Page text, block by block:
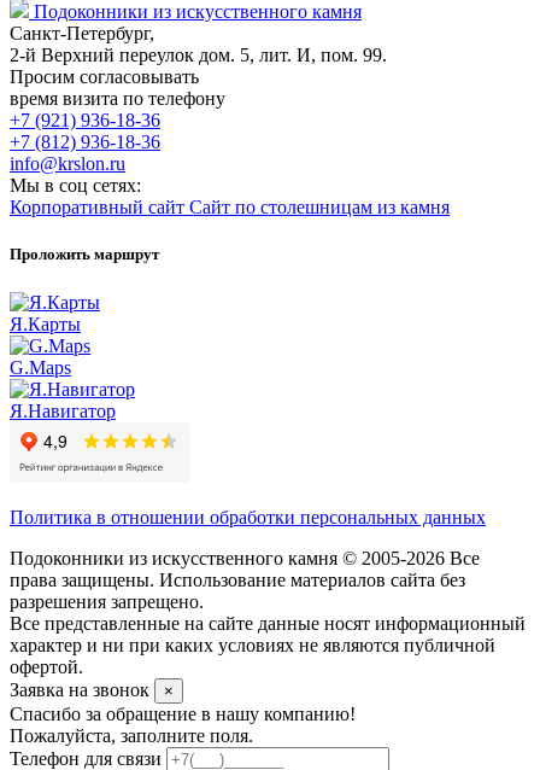
Подоконники из искусственного камня
Санкт-Петербург,
2-й Верхний переулок дом. 5, лит. И, пом. 99.
Просим согласовывать
время визита по телефону
+7 (921) 936-18-36
+7 (812) 936-18-36
info@krslon.ru
Мы в соц сетях:
Корпоративный сайт Сайт по столешницам из камня
Проложить маршрут
Я.Карты
G.Maps
Я.Навигатор
Политика в отношении обработки персональных данных
Подоконники из искусственного камня © 2005-2026 Все
права защищены. Использование материалов сайта без
разрешения запрещено.
Все представленные на сайте данные носят информационный
характер и ни при каких условиях не являются публичной
офертой.
Заявка на звонок
×
Спасибо за обращение в нашу компанию!
Пожалуйста, заполните поля.
Телефон для связи